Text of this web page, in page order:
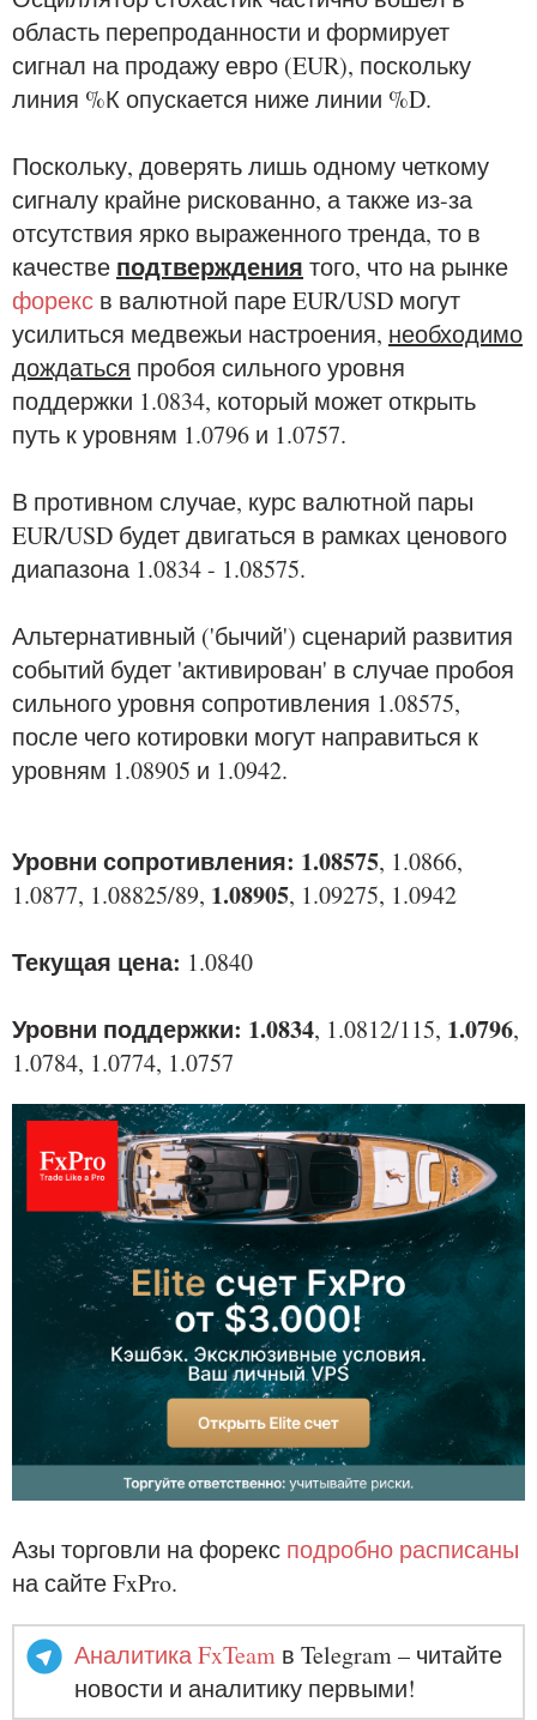
область перепроданности и формирует
сигнал на продажу евро (EUR), поскольку
линия %К опускается ниже линии %D.
Поскольку, доверять лишь одному четкому
сигналу крайне рискованно, а также из-за
отсутствия ярко выраженного тренда, то в
качестве подтверждения того, что на рынке
форекс в валютной паре EUR/USD могут
усилиться медвежьи настроения, необходимо
дождаться пробоя сильного уровня
поддержки 1.0834, который может открыть
путь к уровням 1.0796 и 1.0757.
В противном случае, курс валютной пары
EUR/USD будет двигаться в рамках ценового
диапазона 1.0834 - 1.08575.
Альтернативный ('бычий') сценарий развития
событий будет 'активирован' в случае пробоя
сильного уровня сопротивления 1.08575,
после чего котировки могут направиться к
уровням 1.08905 и 1.0942.
Уровни сопротивления: 1.08575, 1.0866,
1.0877, 1.08825/89, 1.08905, 1.09275, 1.0942
Текущая цена: 1.0840
Уровни поддержки: 1.0834, 1.0812/115, 1.0796,
1.0784, 1.0774, 1.0757
Азы торговли на форекс подробно расписаны
на сайте FxPro.
Аналитика FxTeam в Telegram – читайте
новости и аналитику первыми!